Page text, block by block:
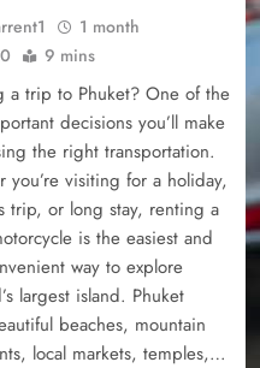
1 month
0 9 mins
a trip to Phuket? One of the
decisions you’ll make
the right transportation.
you’re visiting for a holiday,
trip, or long stay, renting a
is the easiest and
way to explore
largest island. Phuket
beaches, mountain
local markets, temples,…